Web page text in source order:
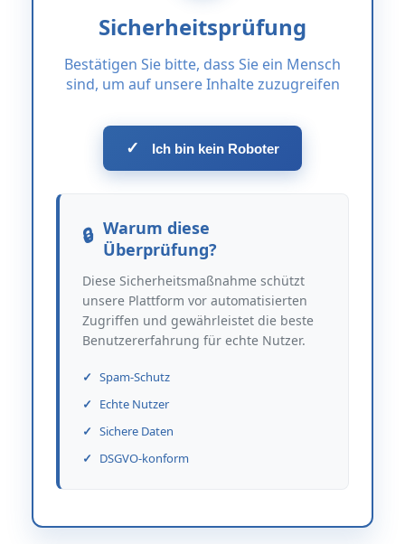
Sicherheitsprüfung
Bestätigen Sie bitte, dass Sie ein Mensch
sind, um auf unsere Inhalte zuzugreifen
✓ Ich bin kein Roboter
Warum diese
Überprüfung?
Diese Sicherheitsmaßnahme schützt
unsere Plattform vor automatisierten
Zugriffen und gewährleistet die beste
Benutzererfahrung für echte Nutzer.
Spam-Schutz
Echte Nutzer
Sichere Daten
DSGVO-konform